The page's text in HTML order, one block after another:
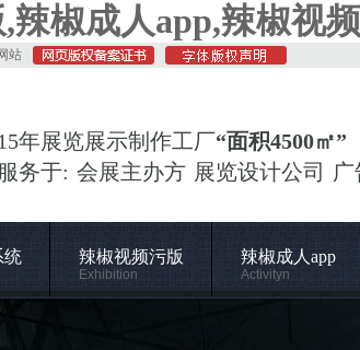
辣椒成人app,辣椒视
站
年展览展示制作工厂“面积4500㎡”
服务于: 会展主办方 展览设计公司 广
统 辣椒视频污版
Exhibition
辣椒成人app
Activityn